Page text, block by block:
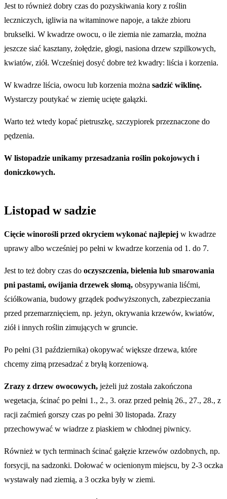
Jest to również dobry czas do pozyskiwania kory z roślin
leczniczych, igliwia na witaminowe napoje, a także zbioru
brukselki. W kwadrze owocu, o ile ziemia nie zamarzła, można
jeszcze siać kasztany, żołędzie, głogi, nasiona drzew szpilkowych,
kwiatów, ziół. Wcześniej dosyć dobre też kwadry: liścia i korzenia.
W kwadrze liścia, owocu lub korzenia można sadzić wiklinę.
Wystarczy poutykać w ziemię ucięte gałązki.
Warto też wtedy kopać pietruszkę, szczypiorek przeznaczone do
pędzenia.
W listopadzie unikamy przesadzania roślin pokojowych i
doniczkowych.
Listopad w sadzie
Cięcie winorośli przed okryciem wykonać najlepiej w kwadrze
uprawy albo wcześniej po pełni w kwadrze korzenia od 1. do 7.
Jest to też dobry czas do oczyszczenia, bielenia lub smarowania
pni pastami, owijania drzewek słomą, obsypywania liśćmi,
ściółkowania, budowy grządek podwyższonych, zabezpieczania
przed przemarznięciem, np. jeżyn, okrywania krzewów, kwiatów,
ziół i innych roślin zimujących w gruncie.
Po pełni (31 października) okopywać większe drzewa, które
chcemy zimą przesadzać z bryłą korzeniową.
Zrazy z drzew owocowych, jeżeli już została zakończona
wegetacja, ścinać po pełni 1., 2., 3. oraz przed pełnią 26., 27., 28., z
racji zaćmień gorszy czas po pełni 30 listopada. Zrazy
przechowywać w wiadrze z piaskiem w chłodnej piwnicy.
Również w tych terminach ścinać gałęzie krzewów ozdobnych, np.
forsycji, na sadzonki. Dołować w ocienionym miejscu, by 2-3 oczka
wystawały nad ziemią, a 3 oczka były w ziemi.